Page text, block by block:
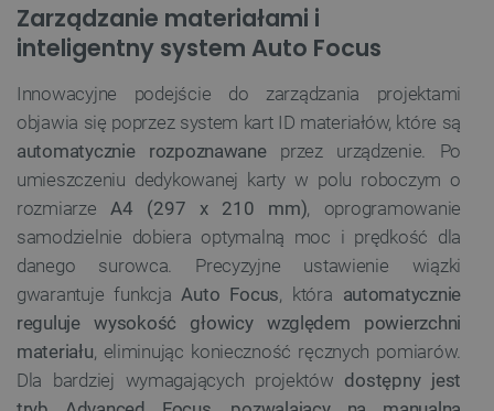
Zarządzanie materiałami i
inteligentny system Auto Focus
Innowacyjne podejście do zarządzania projektami
objawia się poprzez system kart ID materiałów, które są
automatycznie rozpoznawaneprzez urządzenie. Po
umieszczeniu dedykowanej karty w polu roboczym o
rozmiarze A4 (297 x 210 mm), oprogramowanie
samodzielnie dobiera optymalną moc i prędkość dla
danego surowca. Precyzyjne ustawienie wiązki
gwarantuje funkcja Auto Focus, która automatycznie
reguluje wysokość głowicy względem powierzchni
materiału, eliminując konieczność ręcznych pomiarów.
Dla bardziej wymagających projektów dostępny jest